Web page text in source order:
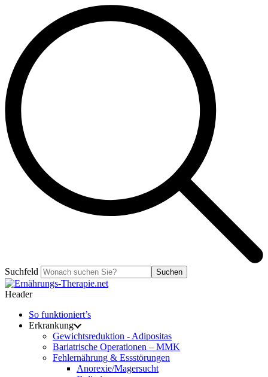
Suchfeld Suchen
Header
So funktioniert’s
Erkrankung
Gewichtsreduktion - Adipositas
Bariatrische Operationen – MMK
Fehlernährung & Essstörungen
Anorexie/Magersucht